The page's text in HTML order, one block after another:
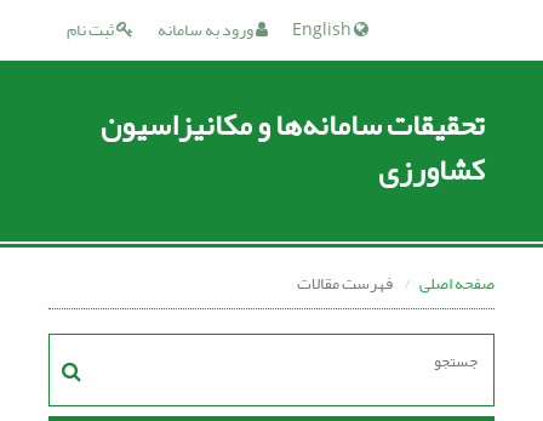
ثبت نام ورود به سامانه
تحقیقات سامانه‌ها و مکانیزاسیون
کشاورزی
صفحه اصلی فهرست مقالات